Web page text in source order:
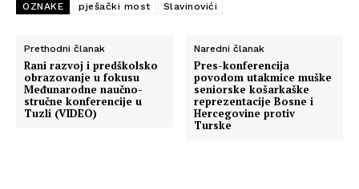
OZNAKE pješački most Slavinovići
Prethodni članak
Rani razvoj i predškolsko
obrazovanje u fokusu
Međunarodne naučno-
stručne konferencije u
Tuzli (VIDEO)
Naredni članak
Pres-konferencija
povodom utakmice muške
seniorske košarkaške
reprezentacije Bosne i
Hercegovine protiv
Turske